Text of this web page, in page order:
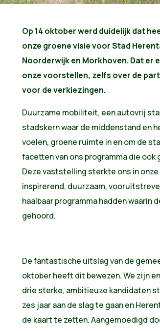
Op 14 oktober werd duidelijk dat
onze groene visie voor Stad
Noorderwijk en Morkhoven. Dat er
onze voorstellen, zelfs over de
voor de verkiezingen.
Duurzame mobiliteit, een autovrij
stadskern waar de middenstand en
voelen, groene ruimte in en om de
facetten van ons programma die
Deze vaststelling sterkte ons in
inspirerend, duurzaam,
haalbaar programma hadden waarin
gehoord.
De fantastische uitslag van de
oktober heeft dit bewezen. We zijn
drie sterke, ambitieuze kandidaten
zes jaar aan de slag te gaan en
de kaart te zetten. Aangemoedigd